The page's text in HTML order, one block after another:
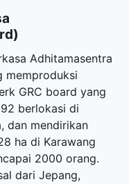
Adhitamasentra
memproduksi
GRC board yang
berlokasi di
dan mendirikan
ha di Karawang
2000 orang.
dari Jepang,